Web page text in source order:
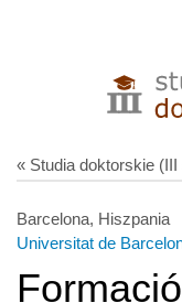
« Studia doktorskie (III
Barcelona, Hiszpania
Universitat de